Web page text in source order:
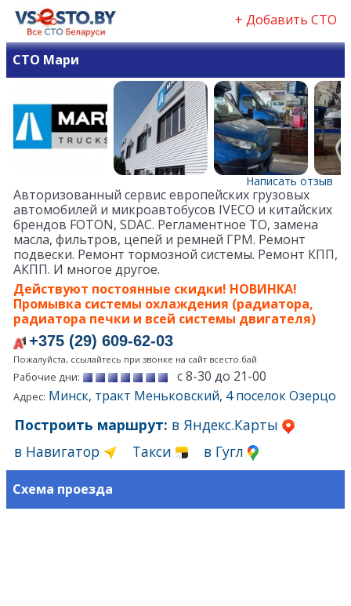
+ Добавить СТО
СТО Мари
Написать отзыв
Авторизованный сервис европейских грузовых
автомобилей и микроавтобусов IVECO и китайских
брендов FOTON, SDAC. Регламентное ТО, замена
масла, фильтров, цепей и ремней ГРМ. Ремонт
подвески. Ремонт тормозной системы. Ремонт КПП,
АКПП. И многое другое.
Действуют постоянные скидки! НОВИНКА!
Промывка системы охлаждения (радиатора,
радиатора печки и всей системы двигателя)
+375 (29) 609-62-03
Пожалуйста, ссылайтесь при звонке на сайт всесто.бай
Рабочие дни: с 8-30 до 21-00
Адрес: Минск, тракт Меньковский, 4 поселок Озерцо
Построить маршрут: в Яндекс.Карты
в Навигатор
Такси в Гугл
Схема проезда